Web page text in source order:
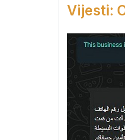
Vijesti: